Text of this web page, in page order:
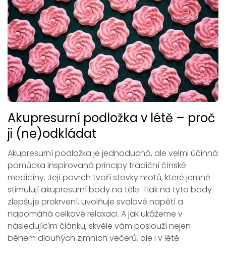
Akupresurní podložka v létě – proč
ji (ne)odkládat
Akupresurní podložka je jednoduchá, ale velmi účinná
pomůcka inspirovaná principy tradiční čínské
medicíny. Její povrch tvoří stovky hrotů, které jemně
stimulují akupresurní body na těle. Tlak na tyto body
zlepšuje prokrvení, uvolňuje svalové napětí a
napomáhá celkové relaxaci. A jak ukážeme v
následujícím článku, skvěle vám poslouží nejen
během dlouhých zimních večerů, ale i v létě.